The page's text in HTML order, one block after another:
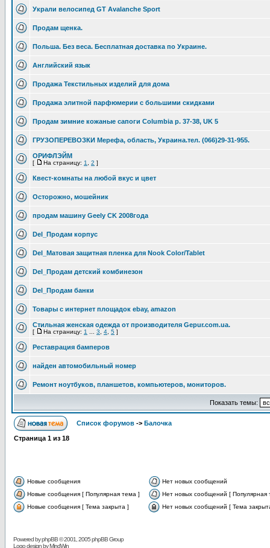
Украли велосипед GT Avalanche Sport
Продам щенка.
Польша. Без веса. Бесплатная доставка по Украине.
Английский язык
Продажа Текстильных изделий для дома
Продажа элитной парфюмерии с большими скидками
Продам зимние кожаные сапоги Columbia р. 37-38, UK 5
ГРУЗОПЕРЕВОЗКИ Мерефа, область, Украина.тел. (066)29-31-955.
ОРИФЛЭЙМ
[ На страницу: 1 2 ]
Квест-комнаты на любой вкус и цвет
Осторожно, мошейник
продам машину Geely CK 2008года
Del_Продам корпус
Del_Матовая защитная пленка для Nook Color/Tablet
Del_Продам детский комбинезон
Del_Продам банки
Товары с интернет площадок ebay, amazon
Стильная женская одежда от производителя Gepur.com.ua.
[ На страницу: 1 3 4 5 ]
Реставрация бамперов
найден автомобильный номер
Ремонт ноутбуков, планшетов, компьютеров, мониторов.
Показать темы:
Список форумов -> Балочка
Страница 1 из 18
Новые сообщения
Нет новых сообщений
Новые сообщения [ Популярная тема ]
Нет новых сообщений [ Популярная
Новые сообщения [ Тема закрыта ]
Нет новых сообщений [ Тема
Powered byphpBB© 2001, 2005 phpBB Group
Logo design by MindWin